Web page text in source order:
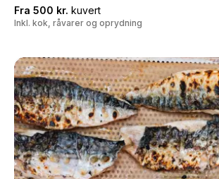
Fra 500 kr. kuvert
Inkl. kok, råvarer og oprydning